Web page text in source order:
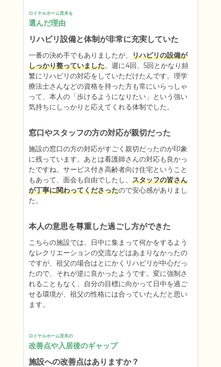
ロイヤルホーム茨木を
選んだ理由
リハビリ設備と体制が非常に充実していた
一番の決め手でもありましたが、 リハビリの設備が
しっかり整っていました。週に4回、5回とかなり頻
繁にリハビリの対応をしていただけたんです。理学
療法士さんなどの資格を持った方も常にいらっしゃ
って、本人の「歩けるようになりたい」という強い
気持ちにしっかりと応えてくれる体制でした。
窓口やスタッフの方の対応が親切だった
施設の窓口の方の対応がすごく親切だったのが印象
に残っています。あとは看護師さんの対応も良かっ
たですね。サービス付き高齢者向け住宅ということ
もあって、面会も自由でしたし、 スタッフの皆さん
が丁寧に関わってくださったので安心感がありまし
た。
本人の意思を尊重した過ごし方ができた
こちらの施設では、日中に集まって何かをするよう
なレクリエーションの交流などはあまりなかったの
ですが、祖父の場合はとにかくリハビリが中心だっ
たので、それが逆に良かったようです。変に強制さ
れることもなく、自分の目標に向かって日中を過ご
せる環境が、祖父の性格には合っていたんだと思い
ます。
ロイヤルホーム茨木の
改善点や入居後のギャップ
施設への改善点はありますか？